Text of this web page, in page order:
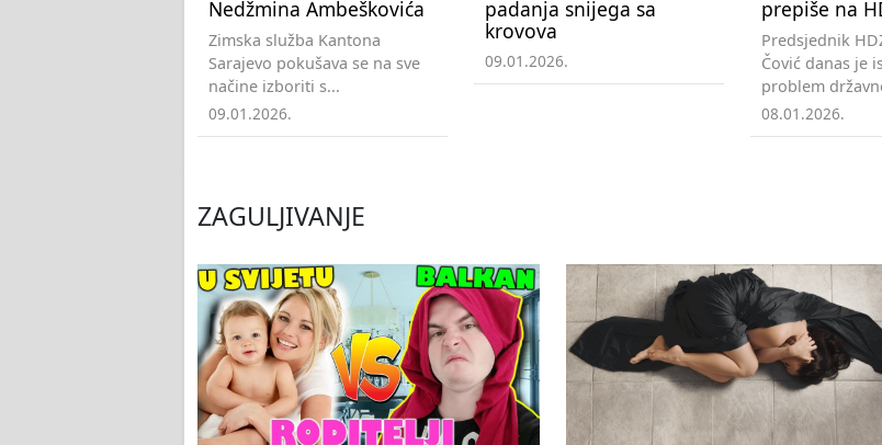
Nedžmina Ambeškovića
Zimska služba Kantona
Sarajevo pokušava se na sve
načine izboriti s...
09.01.2026.
padanja snijega sa
krovova
09.01.2026.
prepiše na
Predsjednik
Čović danas je
problem
08.01.2026.
ZAGULJIVANJE